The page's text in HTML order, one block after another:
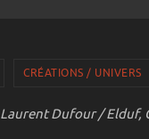
CRÉATIONS / UNIVERS
Laurent Dufour / Elduf,